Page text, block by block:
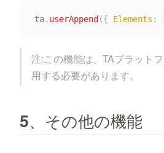
ta. userAppend ({ Elements :
注:この機能は、TAプラット
用する必要があります。
5、その他の機能